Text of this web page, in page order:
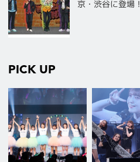
京・渋谷に登場！
PICK UP